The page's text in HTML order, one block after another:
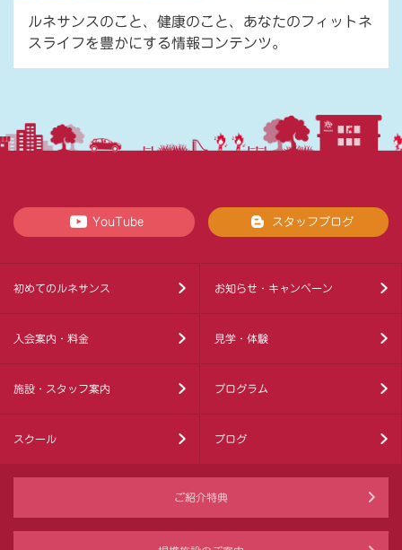
ルネサンスのこと、健康のこと、あなたのフィットネ
スライフを豊かにする情報コンテンツ。
YouTube スタッフブログ
初めてのルネサンス お知らせ・キャンペーン
入会案内・料金 見学・体験
施設・スタッフ案内 プログラム
スクール ブログ
ご紹介特典